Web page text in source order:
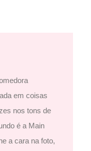
em coisas
nos tons de
é a Main
a cara na foto,